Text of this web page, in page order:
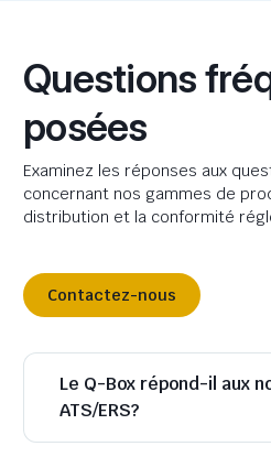
Questions
posées
Examinez les réponses aux
concernant nos gammes de
distribution et la conformité
Contactez-nous
Le Q-Box répond-il aux
ATS/ERS?